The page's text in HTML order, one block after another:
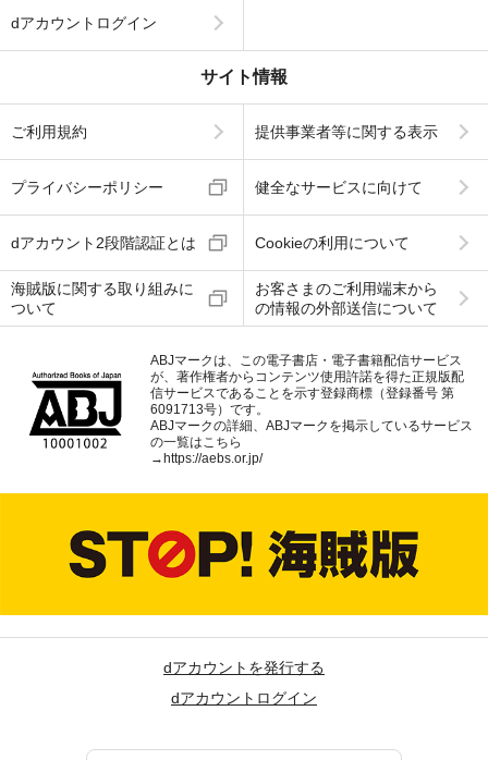
dアカウントログイン
サイト情報
ご利用規約 提供事業者等に関する表示
プライバシーポリシー 健全なサービスに向けて
dアカウント2段階認証とは Cookieの利用について
海賊版に関する取り組みに
ついて
お客さまのご利用端末から
の情報の外部送信について
ABJマークは、この電子書店・電子書籍配信サービス
が、著作権者からコンテンツ使用許諾を得た正規版配
信サービスであることを示す登録商標（登録番号 第
6091713号）です。
ABJマークの詳細、ABJマークを掲示しているサービス
の一覧はこちら
→ https://aebs.or.jp/
dアカウントを発行する
dアカウントログイン